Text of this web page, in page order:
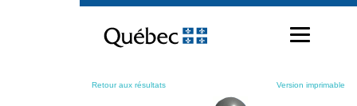
contenu
Retour aux résultats Version imprimable